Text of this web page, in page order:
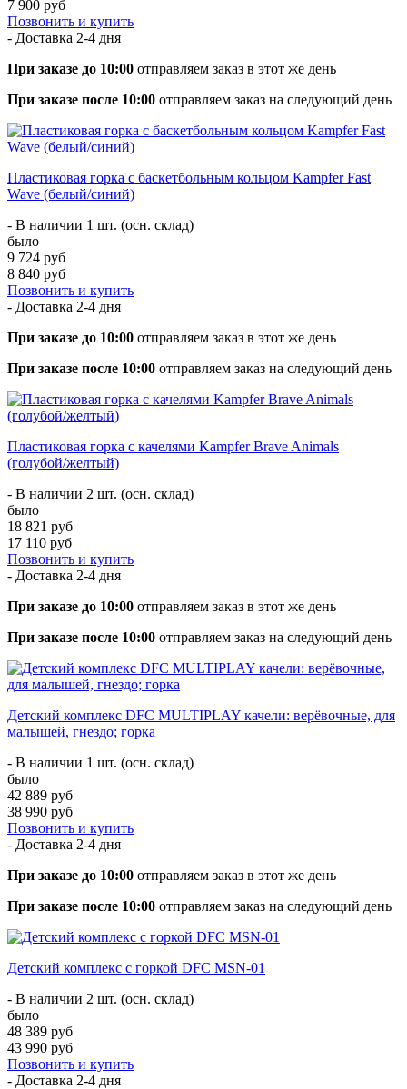
7 900 руб
Позвонить и купить
- Доставка 2-4 дня
При заказе до 10:00 отправляем заказ в этот же день
При заказе после 10:00 отправляем заказ на следующий день
Пластиковая горка с баскетбольным кольцом Kampfer Fast
Wave (белый/синий)
- В наличии 1 шт. (осн. склад)
было
9 724 руб
8 840 руб
Позвонить и купить
- Доставка 2-4 дня
При заказе до 10:00 отправляем заказ в этот же день
При заказе после 10:00 отправляем заказ на следующий день
Пластиковая горка с качелями Kampfer Brave Animals
(голубой/желтый)
- В наличии 2 шт. (осн. склад)
было
18 821 руб
17 110 руб
Позвонить и купить
- Доставка 2-4 дня
При заказе до 10:00 отправляем заказ в этот же день
При заказе после 10:00 отправляем заказ на следующий день
Детский комплекс DFC MULTIPLAY качели: верёвочные, для
малышей, гнездо; горка
- В наличии 1 шт. (осн. склад)
было
42 889 руб
38 990 руб
Позвонить и купить
- Доставка 2-4 дня
При заказе до 10:00 отправляем заказ в этот же день
При заказе после 10:00 отправляем заказ на следующий день
Детский комплекс с горкой DFC MSN-01
- В наличии 2 шт. (осн. склад)
было
48 389 руб
43 990 руб
Позвонить и купить
- Доставка 2-4 дня